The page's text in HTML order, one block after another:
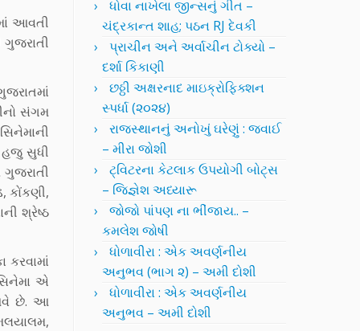
આવતી
સંગમ
હજુ સુધી
ગુજરાતી
કોંકણી,
શ્રેષ્ઠ
કરવામાં
એ
આવે છે. આ
ધોવા નાખેલા જીન્સનું ગીત –
ચંદ્રકાન્ત શાહ; પઠન RJ દેવકી
પ્રાચીન અને અર્વાચીન ટોક્યો –
દર્શા કિકાણી
છઠ્ઠી અક્ષરનાદ માઇક્રોફિક્શન
સ્પર્ધા (૨૦૨૪)
રાજસ્થાનનું અનોખું ઘરેણું : જવાઈ
– મીરા જોશી
ટ્વિટરના કેટલાક ઉપયોગી બોટ્સ
– જિજ્ઞેશ અધ્યારૂ
જોજો પાંપણ ના ભીંજાય.. –
કમલેશ જોષી
ધોળાવીરા : એક અવર્ણનીય
અનુભવ (ભાગ ૨) – અમી દોશી
ધોળાવીરા : એક અવર્ણનીય
અનુભવ – અમી દોશી